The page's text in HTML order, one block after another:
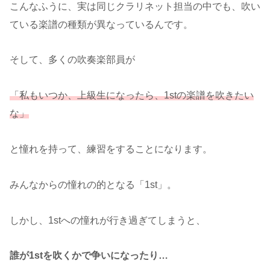
こんなふうに、実は同じクラリネット担当の中でも、吹い
ている楽譜の種類が異なっているんです。
そして、多くの吹奏楽部員が
「私もいつか、上級生になったら、1stの楽譜を吹きたい
な」
と憧れを持って、練習をすることになります。
みんなからの憧れの的となる「1st」。
しかし、1stへの憧れが行き過ぎてしまうと、
誰が1stを吹くかで争いになったり…